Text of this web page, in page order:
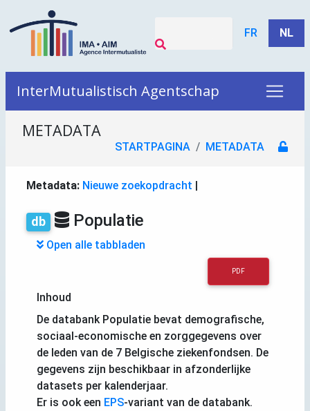
FR NL
InterMutualistisch Agentschap
METADATA
STARTPAGINA METADATA
Metadata: Nieuwe zoekopdracht |
db Populatie
Open alle tabbladen
PDF
Inhoud
De databank Populatie bevat demografische,
sociaal-economische en zorggegevens over
de leden van de 7 Belgische ziekenfondsen. De
gegevens zijn beschikbaar in afzonderlijke
datasets per kalenderjaar.
Er is ook een EPS-variant van de databank.